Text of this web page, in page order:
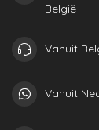
België
Vanuit
Vanuit